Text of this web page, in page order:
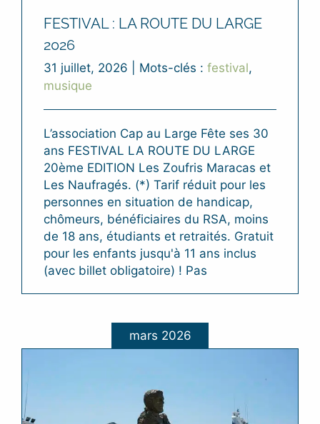
FESTIVAL : LA ROUTE DU LARGE
2026
31 juillet, 2026 Mots-clés : festival,
musique
L’association Cap au Large Fête ses 30
ans FESTIVAL LA ROUTE DU LARGE
20ème EDITION Les Zoufris Maracas et
Les Naufragés. (*) Tarif réduit pour les
personnes en situation de handicap,
chômeurs, bénéficiaires du RSA, moins
de 18 ans, étudiants et retraités. Gratuit
pour les enfants jusqu'à 11 ans inclus
(avec billet obligatoire) ! Pas
mars 2026